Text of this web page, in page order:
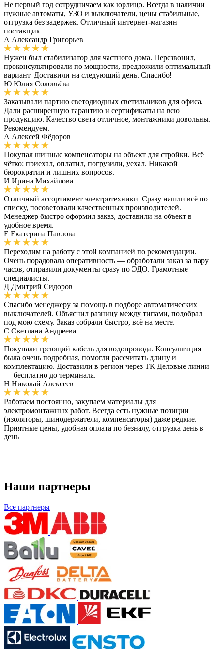
Не первый год сотрудничаем как юрлицо. Всегда в наличии
нужные автоматы, УЗО и выключатели, цены стабильные,
отгрузка без задержек. Отличный интернет-магазин
поставщик.
А Александр Григорьев
Нужен был стабилизатор для частного дома. Перезвонил,
проконсультировали по мощности, предложили оптимальный
вариант. Доставили на следующий день. Спасибо!
Ю Юлия Соловьёва
Заказывали партию светодиодных светильников для офиса.
Дали расширенную гарантию и сертификаты на всю
продукцию. Качество света отличное, монтажники довольны.
Рекомендуем.
А Алексей Фёдоров
Покупал шинные компенсаторы на объект для стройки. Всё
чётко: приехал, оплатил, погрузили, уехал. Никакой
бюрократии и лишних вопросов.
И Ирина Михайлова
Отличный ассортимент электротехники. Сразу нашли всё по
списку, посоветовали качественных производителей.
Менеджер быстро оформил заказ, доставили на объект в
удобное время.
Е Екатерина Павлова
Переходим на работу с этой компанией по рекомендации.
Очень порадовала оперативность — обработали заказ за пару
часов, отправили документы сразу по ЭДО. Грамотные
специалисты.
Д Дмитрий Сидоров
Спасибо менеджеру за помощь в подборе автоматических
выключателей. Объяснил разницу между типами, подобрал
под мою схему. Заказ собрали быстро, всё на месте.
С Светлана Андреева
Покупали греющий кабель для водопровода. Консультация
была очень подробная, помогли рассчитать длину и
комплектацию. Доставили в регион через ТК Деловые линии
— бесплатно до терминала.
Н Николай Алексеев
Работаем постоянно, закупаем материалы для
электромонтажных работ. Всегда есть нужные позиции
(изоляторы, шинодержатели, компенсаторы) даже редкие.
Приятные цены, удобная оплата по безналу, отгрузка день в
день
Наши партнеры
Все партнеры